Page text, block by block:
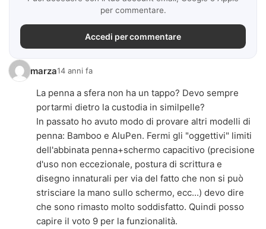
per commentare.
Accedi per commentare
marza14 anni fa
La penna a sfera non ha un tappo? Devo sempre
portarmi dietro la custodia in similpelle?
In passato ho avuto modo di provare altri modelli di
penna: Bamboo e AluPen. Fermi gli "oggettivi" limiti
dell'abbinata penna+schermo capacitivo (precisione
d'uso non eccezionale, postura di scrittura e
disegno innaturali per via del fatto che non si può
strisciare la mano sullo schermo, ecc...) devo dire
che sono rimasto molto soddisfatto. Quindi posso
capire il voto 9 per la funzionalità.